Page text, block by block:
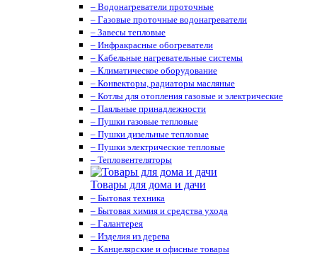
– Водонагреватели проточные
– Газовые проточные водонагреватели
– Завесы тепловые
– Инфракрасные обогреватели
– Кабельные нагревательные системы
– Климатическое оборудование
– Конвекторы, радиаторы масляные
– Котлы для отопления газовые и электрические
– Паяльные принадлежности
– Пушки газовые тепловые
– Пушки дизельные тепловые
– Пушки электрические тепловые
– Тепловентеляторы
Товары для дома и дачи
– Бытовая техника
– Бытовая химия и средства ухода
– Галантерея
– Изделия из дерева
– Канцелярские и офисные товары